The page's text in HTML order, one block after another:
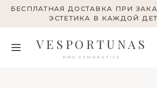
БЕСПЛАТНАЯ ДОСТАВКА ПРИ
ЭСТЕТИКА В КАЖДОЙ
VESPORTUNAS
PRO GYMNASTICS